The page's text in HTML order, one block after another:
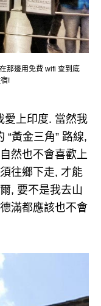
那邊用免費 wifi 查到底
!
愛上印度. 當然我
“黃金三角” 路線,
然也不會喜歡上
往鄉下走, 才能
, 要不是我去山
滿都應該也不會